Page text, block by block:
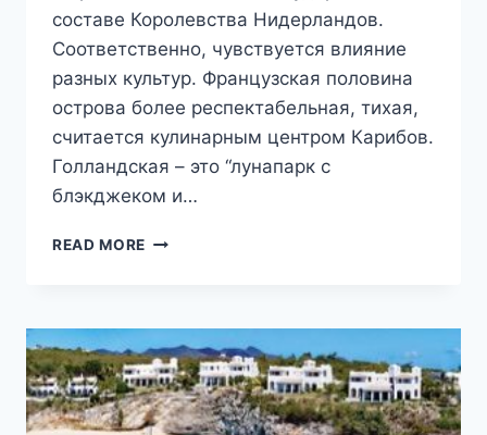
составе Королевства Нидерландов.
Соответственно, чувствуется влияние
разных культур. Французская половина
острова более респектабельная, тихая,
считается кулинарным центром Карибов.
Голландская – это “лунапарк с
блэкджеком и…
READ MORE
МАРТЕНА
(ГОЛЛАНДСКАЯ
ЧАСТЬ
ОСТРОВА
СВЯТОГО